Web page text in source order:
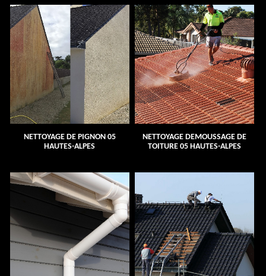
NETTOYAGE DE PIGNON 05
HAUTES-ALPES
NETTOYAGE DEMOUSSAGE DE
TOITURE 05 HAUTES-ALPES